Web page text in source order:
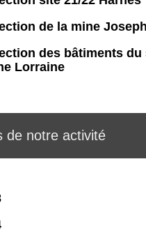
de la mine
des bâtiments du
Lorraine
de notre activité